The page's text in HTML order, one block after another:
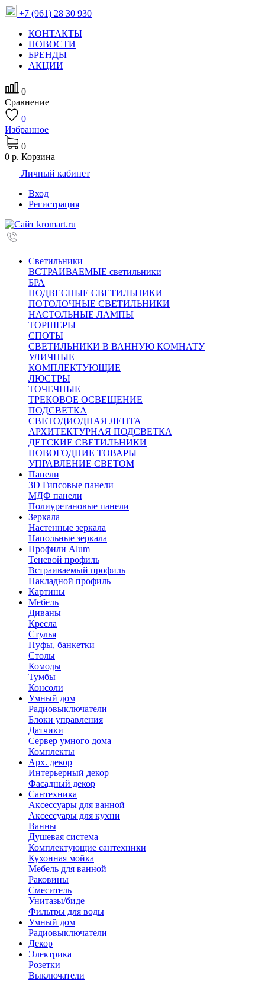
+7 (961) 28 30 930
КОНТАКТЫ
НОВОСТИ
БРЕНДЫ
АКЦИИ
0
Сравнение
0
Избранное
0
0 р. Корзина
Личный кабинет
Вход
Регистрация
Светильники
ВСТРАИВАЕМЫЕ светильники
БРА
ПОДВЕСНЫЕ СВЕТИЛЬНИКИ
ПОТОЛОЧНЫЕ СВЕТИЛЬНИКИ
НАСТОЛЬНЫЕ ЛАМПЫ
ТОРШЕРЫ
СПОТЫ
СВЕТИЛЬНИКИ В ВАННУЮ КОМНАТУ
УЛИЧНЫЕ
КОМПЛЕКТУЮЩИЕ
ЛЮСТРЫ
ТОЧЕЧНЫЕ
ТРЕКОВОЕ ОСВЕЩЕНИЕ
ПОДСВЕТКА
СВЕТОДИОДНАЯ ЛЕНТА
АРХИТЕКТУРНАЯ ПОДСВЕТКА
ДЕТСКИЕ СВЕТИЛЬНИКИ
НОВОГОДНИЕ ТОВАРЫ
УПРАВЛЕНИЕ СВЕТОМ
Панели
3D Гипсовые панели
МДФ панели
Полиуретановые панели
Зеркала
Настенные зеркала
Напольные зеркала
Профили Alum
Теневой профиль
Встраиваемый профиль
Накладной профиль
Картины
Мебель
Диваны
Кресла
Стулья
Пуфы, банкетки
Столы
Комоды
Тумбы
Консоли
Умный дом
Радиовыключатели
Блоки управления
Датчики
Сервер умного дома
Комплекты
Арх. декор
Интерьерный декор
Фасадный декор
Сантехника
Аксессуары для ванной
Аксессуары для кухни
Ванны
Душевая система
Комплектующие сантехники
Кухонная мойка
Мебель для ванной
Раковины
Смеситель
Унитазы/биде
Фильтры для воды
Умный дом
Радиовыключатели
Декор
Электрика
Розетки
Выключатели